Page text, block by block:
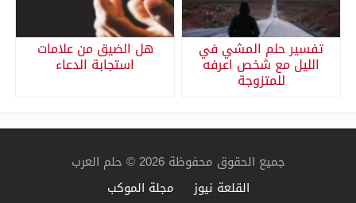
تفسير حلم المشي في
الليل مع شخص اعرفه
للمتزوجة
هل الضيق من علامات
استجابة الدعاء
جميع الحقوق محفوظة 2026 © حلم العرب
القلعة نيوز
مجلة الموكب